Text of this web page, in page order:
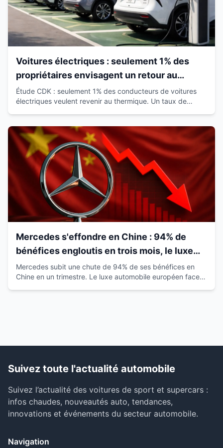
Voitures électriques : seulement 1% des
propriétaires envisagent un retour au
thermique
Étude CDK : seulement 1% des conducteurs de voitures
électriques veulent revenir au thermique. Un taux de
Mercedes s'effondre en Chine : 94% de
bénéfices engloutis en trois mois, le luxe
européen vacille
Mercedes subit une chute de 94% de ses bénéfices en
Chine en un trimestre. Le luxe automobile européen face à
Suivez toute l'actualité automobile
Suivez l’actualité des voitures de sport et supercars :
infos chaudes, nouveautés auto, tendances,
innovations et événements du secteur automobile.
Navigation